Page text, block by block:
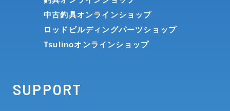
中古釣具オンラインショップ
ロッドビルディングパーツショップ
Tsulinoオンラインショップ
SUPPORT